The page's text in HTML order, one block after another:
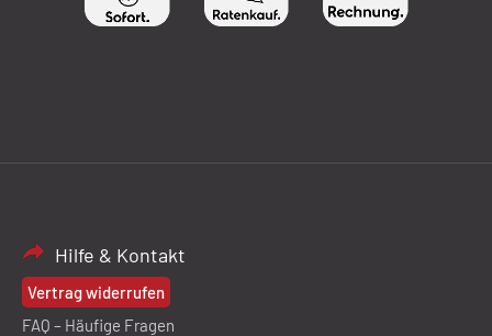
Hilfe & Kontakt
Vertrag widerrufen
FAQ – Häufige Fragen